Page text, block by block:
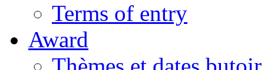
Terms of entry
Award